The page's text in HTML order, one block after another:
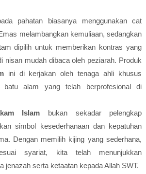
pahatan biasanya menggunakan cat
melambangkan kemuliaan, sedangkan
dipilih untuk memberikan kontras yang
nisan mudah dibaca oleh peziarah. Produk
ini di kerjakan oleh tenaga ahli khusus
batu alam yang telah berprofesional di
Islam bukan sekadar pelengkap
simbol kesederhanaan dan kepatuhan
Dengan memilih kijing yang sederhana,
syariat, kita telah menunjukkan
jenazah serta ketaatan kepada Allah SWT.